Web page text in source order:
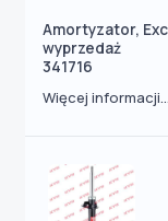
Amortyzator,
wyprzedaż
341716
Więcej informacji...